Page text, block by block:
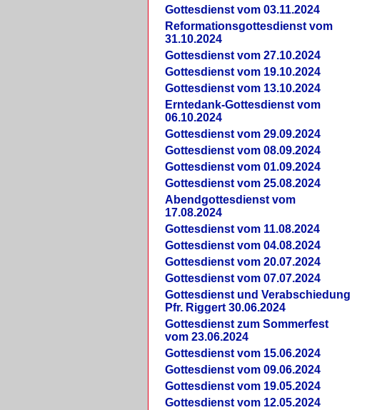
Gottesdienst vom 03.11.2024
Reformationsgottesdienst vom
31.10.2024
Gottesdienst vom 27.10.2024
Gottesdienst vom 19.10.2024
Gottesdienst vom 13.10.2024
Erntedank-Gottesdienst vom
06.10.2024
Gottesdienst vom 29.09.2024
Gottesdienst vom 08.09.2024
Gottesdienst vom 01.09.2024
Gottesdienst vom 25.08.2024
Abendgottesdienst vom
17.08.2024
Gottesdienst vom 11.08.2024
Gottesdienst vom 04.08.2024
Gottesdienst vom 20.07.2024
Gottesdienst vom 07.07.2024
Gottesdienst und Verabschiedung
Pfr. Riggert 30.06.2024
Gottesdienst zum Sommerfest
vom 23.06.2024
Gottesdienst vom 15.06.2024
Gottesdienst vom 09.06.2024
Gottesdienst vom 19.05.2024
Gottesdienst vom 12.05.2024